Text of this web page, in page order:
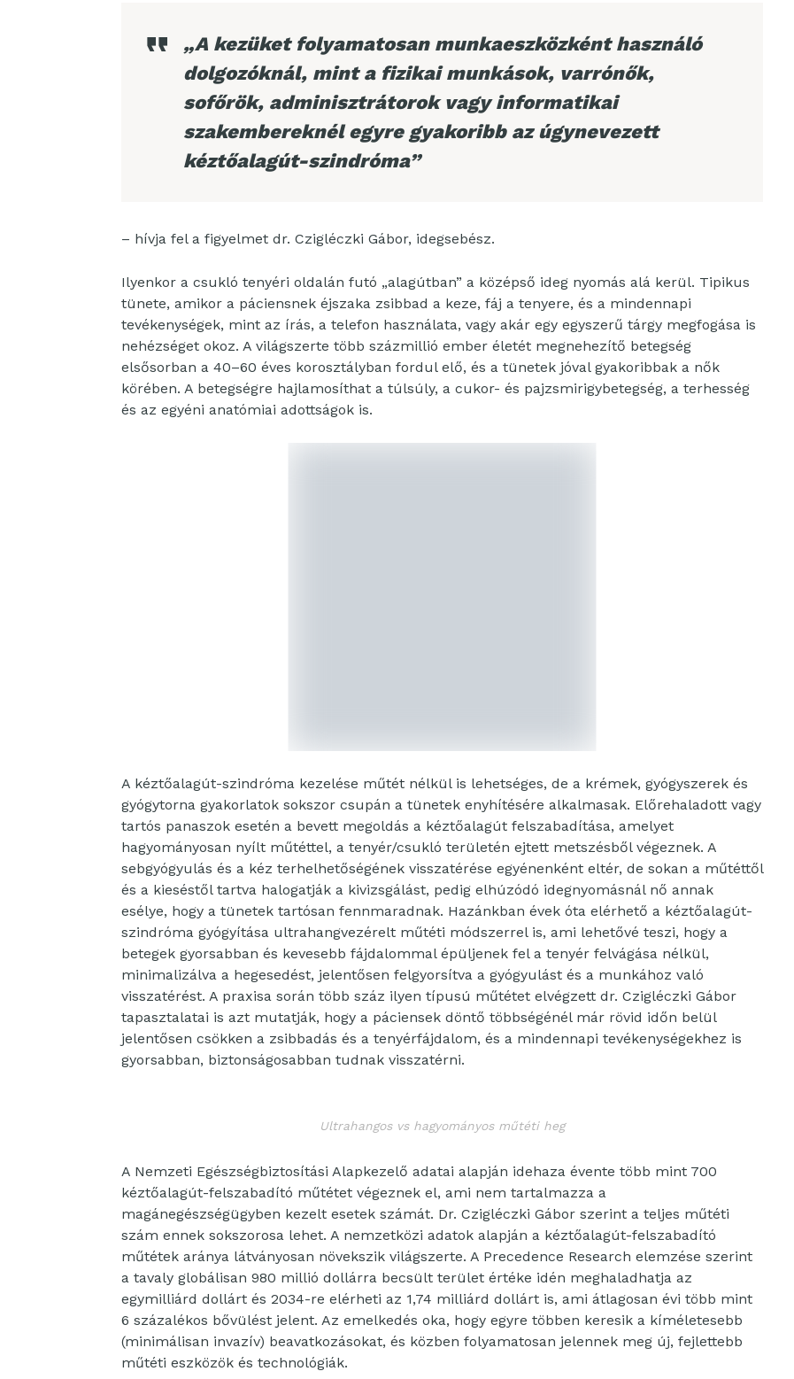
„A kezüket folyamatosan munkaeszközként használó
dolgozóknál, mint a fizikai munkások, varrónők,
sofőrök, adminisztrátorok vagy informatikai
szakembereknél egyre gyakoribb az úgynevezett
kéztőalagút-szindróma”
– hívja fel a figyelmet dr. Czigléczki Gábor, idegsebész.
Ilyenkor a csukló tenyéri oldalán futó „alagútban” a középső ideg nyomás alá kerül. Tipikus
tünete, amikor a páciensnek éjszaka zsibbad a keze, fáj a tenyere, és a mindennapi
tevékenységek, mint az írás, a telefon használata, vagy akár egy egyszerű tárgy megfogása is
nehézséget okoz. A világszerte több százmillió ember életét megnehezítő betegség
elsősorban a 40–60 éves korosztályban fordul elő, és a tünetek jóval gyakoribbak a nők
körében. A betegségre hajlamosíthat a túlsúly, a cukor- és pajzsmirigybetegség, a terhesség
és az egyéni anatómiai adottságok is.
A kéztőalagút-szindróma kezelése műtét nélkül is lehetséges, de a krémek, gyógyszerek és
gyógytorna gyakorlatok sokszor csupán a tünetek enyhítésére alkalmasak. Előrehaladott vagy
tartós panaszok esetén a bevett megoldás a kéztőalagút felszabadítása, amelyet
hagyományosan nyílt műtéttel, a tenyér/csukló területén ejtett metszésből végeznek. A
sebgyógyulás és a kéz terhelhetőségének visszatérése egyénenként eltér, de sokan a műtéttől
és a kieséstől tartva halogatják a kivizsgálást, pedig elhúzódó idegnyomásnál nő annak
esélye, hogy a tünetek tartósan fennmaradnak. Hazánkban évek óta elérhető a kéztőalagút-
szindróma gyógyítása ultrahangvezérelt műtéti módszerrel is, ami lehetővé teszi, hogy a
betegek gyorsabban és kevesebb fájdalommal épüljenek fel a tenyér felvágása nélkül,
minimalizálva a hegesedést, jelentősen felgyorsítva a gyógyulást és a munkához való
visszatérést. A praxisa során több száz ilyen típusú műtétet elvégzett dr. Czigléczki Gábor
tapasztalatai is azt mutatják, hogy a páciensek döntő többségénél már rövid időn belül
jelentősen csökken a zsibbadás és a tenyérfájdalom, és a mindennapi tevékenységekhez is
gyorsabban, biztonságosabban tudnak visszatérni.
Ultrahangos vs hagyományos műtéti heg
A Nemzeti Egészségbiztosítási Alapkezelő adatai alapján idehaza évente több mint 700
kéztőalagút-felszabadító műtétet végeznek el, ami nem tartalmazza a
magánegészségügyben kezelt esetek számát. Dr. Czigléczki Gábor szerint a teljes műtéti
szám ennek sokszorosa lehet. A nemzetközi adatok alapján a kéztőalagút-felszabadító
műtétek aránya látványosan növekszik világszerte. A Precedence Research elemzése szerint
a tavaly globálisan 980 millió dollárra becsült terület értéke idén meghaladhatja az
egymilliárd dollárt és 2034-re elérheti az 1,74 milliárd dollárt is, ami átlagosan évi több mint
6 százalékos bővülést jelent. Az emelkedés oka, hogy egyre többen keresik a kíméletesebb
(minimálisan invazív) beavatkozásokat, és közben folyamatosan jelennek meg új, fejlettebb
műtéti eszközök és technológiák.